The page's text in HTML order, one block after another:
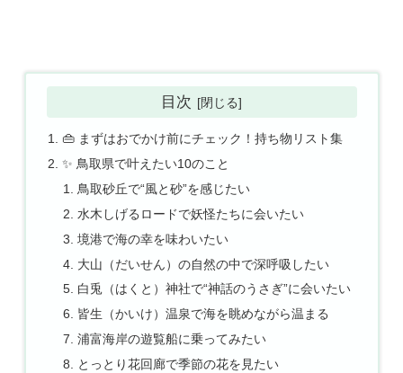
目次
👜 まずはおでかけ前にチェック！持ち物リスト集
✨ 鳥取県で叶えたい10のこと
鳥取砂丘で“風と砂”を感じたい
水木しげるロードで妖怪たちに会いたい
境港で海の幸を味わいたい
大山（だいせん）の自然の中で深呼吸したい
白兎（はくと）神社で“神話のうさぎ”に会いたい
皆生（かいけ）温泉で海を眺めながら温まる
浦富海岸の遊覧船に乗ってみたい
とっとり花回廊で季節の花を見たい